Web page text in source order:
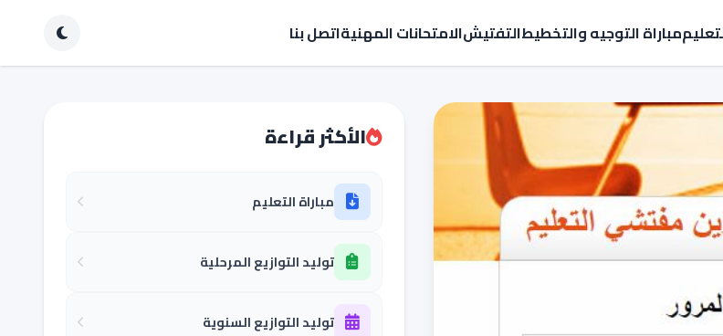
مباراة التوجيه والتخطيطالتفتيشالامتحانات المهنيةاتصل بنا
الأكثر قراءة
مباراة التعليم
توليد التوازيع المرحلية
توليد التوازيع السنوية